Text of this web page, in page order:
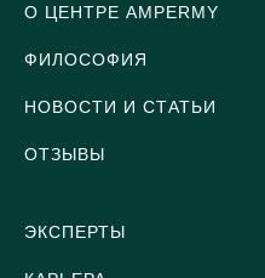
О ЦЕНТРЕ AMPERMY
ФИЛОСОФИЯ
НОВОСТИ И СТАТЬИ
ОТЗЫВЫ
ЭКСПЕРТЫ